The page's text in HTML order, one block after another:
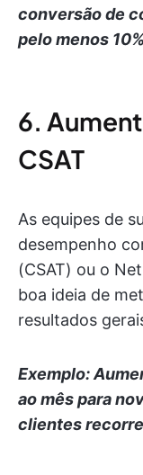
conversão de
pelo menos 10%
6.
CSAT
As equipes de
desempenho
(CSAT) ou o
boa ideia de
resultados
Exemplo:
ao mês para
clientes